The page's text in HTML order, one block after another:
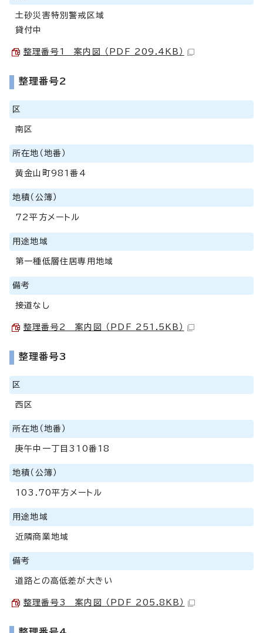
土砂災害特別警戒区域
貸付中
整理番号1 案内図 （PDF 209.4KB）
整理番号2
区
南区
所在地（地番）
黄金山町981番4
地積（公簿）
72平方メートル
用途地域
第一種低層住居専用地域
備考
接道なし
整理番号2 案内図 （PDF 251.5KB）
整理番号3
区
西区
所在地（地番）
庚午中一丁目310番18
地積（公簿）
103.70平方メートル
用途地域
近隣商業地域
備考
道路との高低差が大きい
整理番号3 案内図 （PDF 205.8KB）